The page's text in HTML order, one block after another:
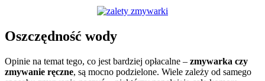
Oszczędność wody
Opinie na temat tego, co jest bardziej opłacalne – zmywarka czy
zmywanie ręczne, są mocno podzielone. Wiele zależy od samego